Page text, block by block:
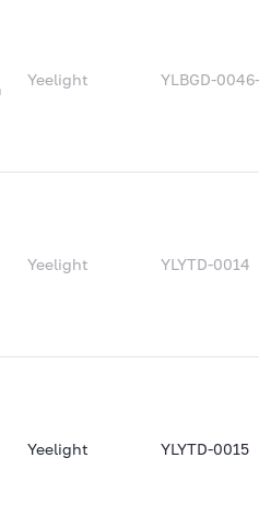
Yeelight YLBGD-
Yeelight YLYTD-0014
Yeelight YLYTD-0015